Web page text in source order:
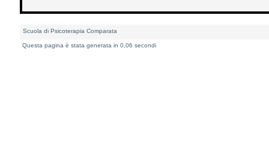
Scuola di Psicoterapia Comparata
Questa pagina è stata generata in 0,06 secondi